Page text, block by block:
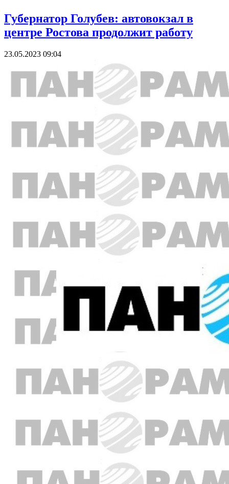
Губернатор Голубев: автовокзал в
центре Ростова продолжит работу
23.05.2023 09:04